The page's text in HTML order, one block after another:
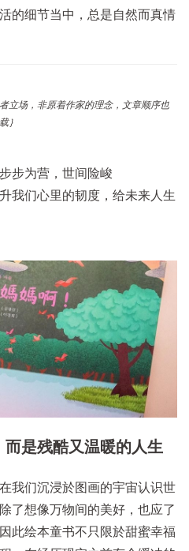
的细节当中，总是自然而真情
立场，非原着作家的理念，文章顺序也
｝
步为营，世间险峻
我们心里的韧度，给未来人生
是残酷又温暖的人生
我们沉浸於图画的宇宙认识世
了想像万物间的美好，也应了
此绘本童书不只限於甜蜜幸福